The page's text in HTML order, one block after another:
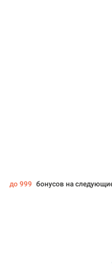
до 999 бонусов на